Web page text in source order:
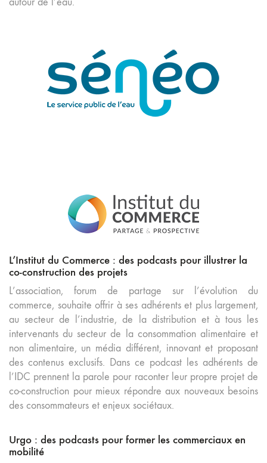
L’Institut du Commerce : des podcasts pour illustrer la
co-construction des projets
L’association, forum de partage sur l’évolution du
commerce, souhaite offrir à ses adhérents et plus largement,
au secteur de l’industrie, de la distribution et à tous les
intervenants du secteur de la consommation alimentaire et
non alimentaire, un média différent, innovant et proposant
des contenus exclusifs. Dans ce podcast les adhérents de
l’IDC prennent la parole pour raconter leur propre projet de
co-construction pour mieux répondre aux nouveaux besoins
des consommateurs et enjeux sociétaux.
Urgo : des podcasts pour former les commerciaux en
mobilité